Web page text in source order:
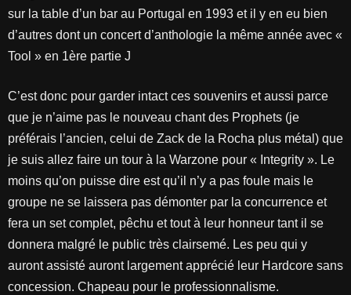
sur la table d’un bar au Portugal en 1993 et il y en eu bien
d’autres dont un concert d’anthologie la même année avec «
Tool » en 1ère partie J
C’est donc pour garder intact ces souvenirs et aussi parce
que je n’aime pas le nouveau chant des Prophets (je
préférais l’ancien, celui de Zack de la Rocha plus métal) que
je suis allez faire un tour à la Warzone pour « Integrity ». Le
moins qu’on puisse dire est qu’il n’y a pas foule mais le
groupe ne se laissera pas démonter par la concurrence et
fera un set complet, pêchu et tout à leur honneur tant il se
donnera malgré le public très clairsemé. Les peu qui y
auront assisté auront largement apprécié leur Hardcore sans
concession. Chapeau pour le professionnalisme.